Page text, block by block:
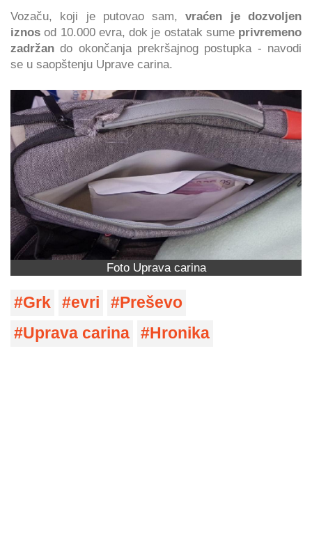
Vozaču, koji je putovao sam,vraćen je dozvoljen
iznos od 10.000 evra, dok je ostatak sume privremeno
zadržando okončanja prekršajnog postupka - navodi
se u saopštenju Uprave carina.
Foto Uprava carina
Grk evri
Preševo
Uprava carina
Hronika